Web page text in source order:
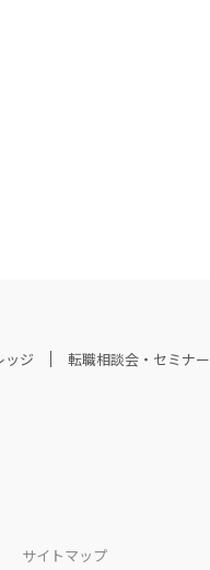
ッジ 転職相談会・セミナー
サイトマップ